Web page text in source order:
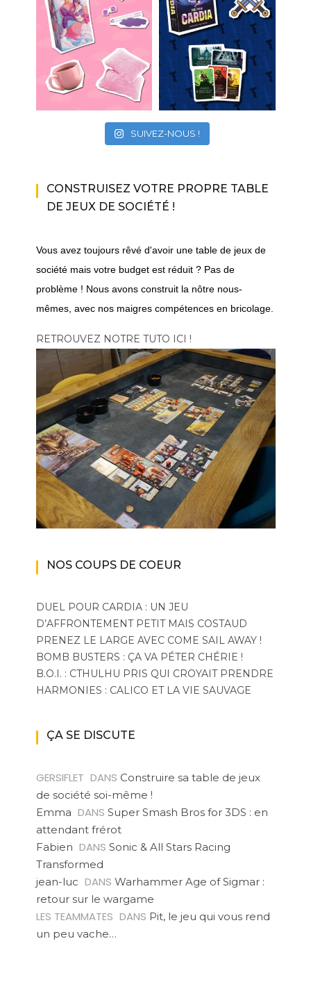
SUIVEZ-NOUS !
CONSTRUISEZ VOTRE PROPRE TABLE
DE JEUX DE SOCIÉTÉ !
Vous avez toujours rêvé d'avoir une table de jeux de
société mais votre budget est réduit ? Pas de
problème ! Nous avons construit la nôtre nous-
mêmes, avec nos maigres compétences en bricolage.
RETROUVEZ NOTRE TUTO ICI !
NOS COUPS DE COEUR
DUEL POUR CARDIA : UN JEU
D’AFFRONTEMENT PETIT MAIS COSTAUD
PRENEZ LE LARGE AVEC COME SAIL AWAY !
BOMB BUSTERS : ÇA VA PÉTER CHÉRIE !
B.O.I. : CTHULHU PRIS QUI CROYAIT PRENDRE
HARMONIES : CALICO ET LA VIE SAUVAGE
ÇA SE DISCUTE
GERSIFLET DANS Construire sa table de jeux
de société soi-même !
Emma DANS Super Smash Bros for 3DS : en
attendant frérot
Fabien DANS Sonic & All Stars Racing
Transformed
jean-luc DANS Warhammer Age of Sigmar :
retour sur le wargame
LES TEAMMATES DANS Pit, le jeu qui vous rend
un peu vache…